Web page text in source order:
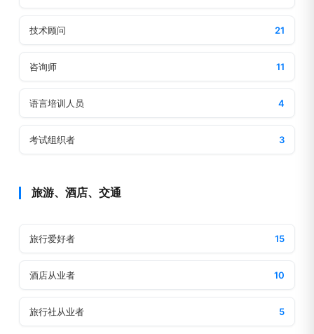
技术顾问 21
咨询师 11
语言培训人员 4
考试组织者 3
旅游、酒店、交通
旅行爱好者 15
酒店从业者 10
旅行社从业者 5